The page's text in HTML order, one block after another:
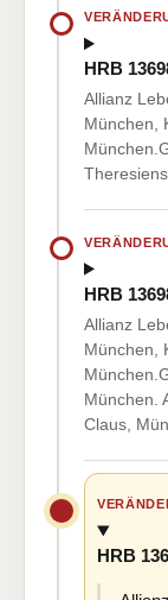
HRB
Allianz
München,
HRB
Allianz
München,
München.
Claus,
HRB